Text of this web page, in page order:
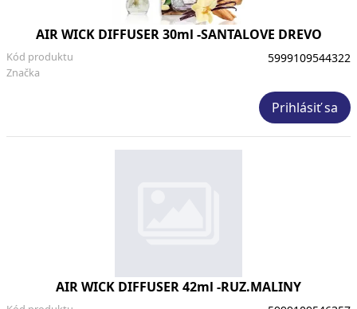
AIR WICK DIFFUSER 30ml -SANTALOVE DREVO
Značka
Kód produktu 5999109544322
Prihlásiť sa
AIR WICK DIFFUSER 42ml -RUZ.MALINY